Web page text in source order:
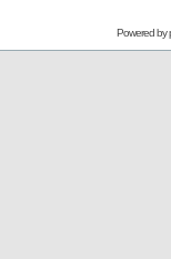
Powered by